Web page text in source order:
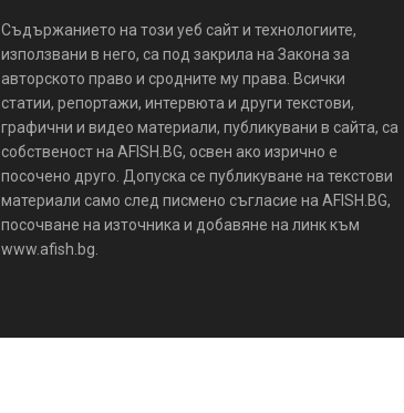
Съдържанието на този уеб сайт и технологиите,
използвани в него, са под закрила на Закона за
авторското право и сродните му права. Всички
статии, репортажи, интервюта и други текстови,
графични и видео материали, публикувани в сайта, са
собственост на AFISH.BG, освен ако изрично е
посочено друго. Допуска се публикуване на текстови
материали само след писмено съгласие на AFISH.BG,
посочване на източника и добавяне на линк към
www.afish.bg.